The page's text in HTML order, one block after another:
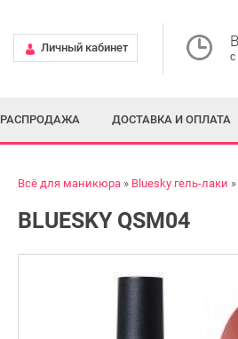
Личный кабинет
с
РАСПРОДАЖА ДОСТАВКА И ОПЛАТА
Всё для маникюра Bluesky гель-лаки
BLUESKY QSM04